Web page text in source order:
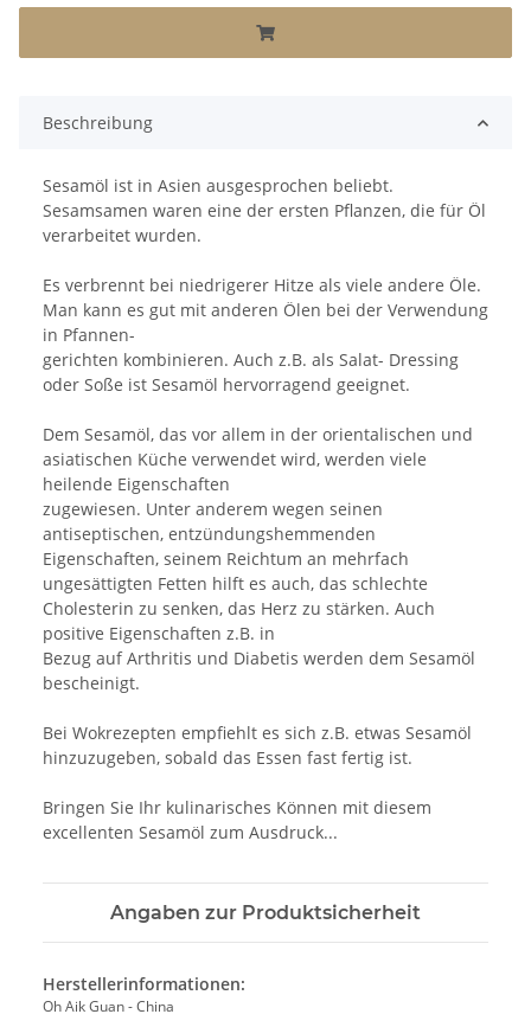
Beschreibung
Sesamöl ist in Asien ausgesprochen beliebt.
Sesamsamen waren eine der ersten Pflanzen, die für Öl
verarbeitet wurden.
Es verbrennt bei niedrigerer Hitze als viele andere Öle.
Man kann es gut mit anderen Ölen bei der Verwendung
in Pfannen-
gerichten kombinieren. Auch z.B. als Salat- Dressing
oder Soße ist Sesamöl hervorragend geeignet.
Dem Sesamöl, das vor allem in der orientalischen und
asiatischen Küche verwendet wird, werden viele
heilende Eigenschaften
zugewiesen. Unter anderem wegen seinen
antiseptischen, entzündungshemmenden
Eigenschaften, seinem Reichtum an mehrfach
ungesättigten Fetten hilft es auch, das schlechte
Cholesterin zu senken, das Herz zu stärken. Auch
positive Eigenschaften z.B. in
Bezug auf Arthritis und Diabetis werden dem Sesamöl
bescheinigt.
Bei Wokrezepten empfiehlt es sich z.B. etwas Sesamöl
hinzuzugeben, sobald das Essen fast fertig ist.
Bringen Sie Ihr kulinarisches Können mit diesem
excellenten Sesamöl zum Ausdruck...
Angaben zur Produktsicherheit
Herstellerinformationen:
Oh Aik Guan - China